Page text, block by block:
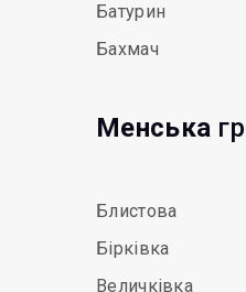
Батурин
Бахмач
Менська
Блистова
Бірківка
Величківка